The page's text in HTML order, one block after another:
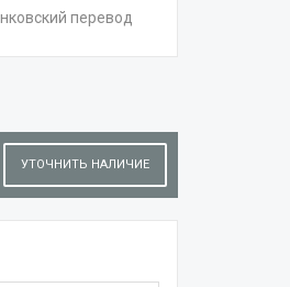
перевод
УТОЧНИТЬ НАЛИЧИЕ